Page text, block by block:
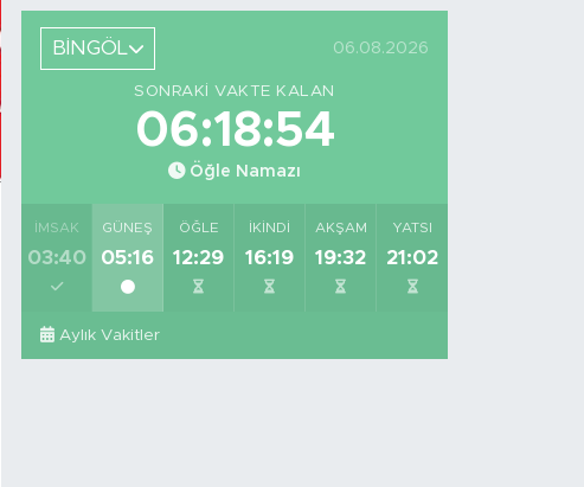
Bingöl'deki
O Yeri
Görüntüledi
Burhan
Arıkız
BİNGÖL 06.08.2026
SONRAKI VAKTE KALAN
06:18:53
Öğle Namazı
İMSAK
03:40
GÜNEŞ
05:16
ÖĞLE
12:29
İKINDI
16:19
AKŞAM
19:32
YATSI
21:02
Aylık Vakitler